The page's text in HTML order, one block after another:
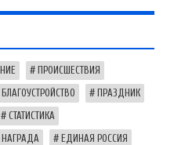
ПРОИСШЕСТВИЯ
БЛАГОУСТРОЙСТВО ПРАЗДНИК
СТАТИСТИКА
НАГРАДА ЕДИНАЯ РОССИЯ